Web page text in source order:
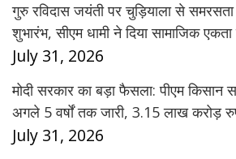
गुरु रविदास जयंती पर चुड़ियाला से
शुभारंभ, सीएम धामी ने दिया सामाजिक
July 31, 2026
मोदी सरकार का बड़ा फैसला: पीएम किसान
अगले 5 वर्षों तक जारी, 3.15 लाख करोड़
July 31, 2026